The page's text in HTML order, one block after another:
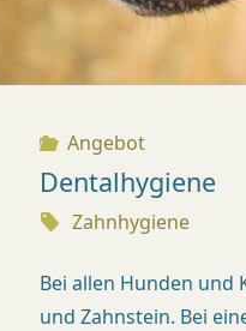
Angebot
Dentalhygiene
Zahnhygiene
Bei allen Hunden und
und Zahnstein. Bei